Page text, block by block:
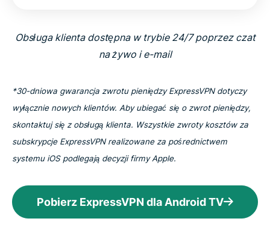
Obsługa klienta dostępna w trybie 24/7 poprzez czat
na żywo i e-mail
*30-dniowa gwarancja zwrotu pieniędzy ExpressVPN dotyczy
wyłącznie nowych klientów. Aby ubiegać się o zwrot pieniędzy,
skontaktuj się z obsługą klienta. Wszystkie zwroty kosztów za
subskrypcje ExpressVPN realizowane za pośrednictwem
systemu iOS podlegają decyzji firmy Apple.
Pobierz ExpressVPN dla Android TV